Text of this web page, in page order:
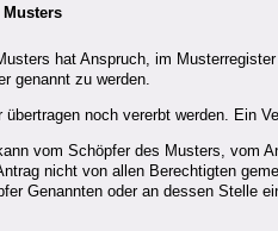
hat Anspruch, im
genannt zu werden.
übertragen noch vererbt werden. Ein
vom Schöpfer des Musters, vom
nicht von allen Berechtigten
Genannten oder an dessen Stelle